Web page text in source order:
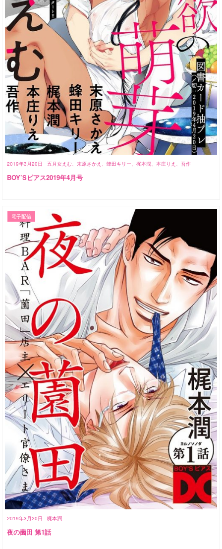
2019年3月20日 五月女えむ、末原さかえ、蜂田キリー、梶本潤、本庄りえ、吾作
BOY’Sピアス2019年4月号
2019年3月20日 梶本潤
電子配信
夜の薗田 第1話